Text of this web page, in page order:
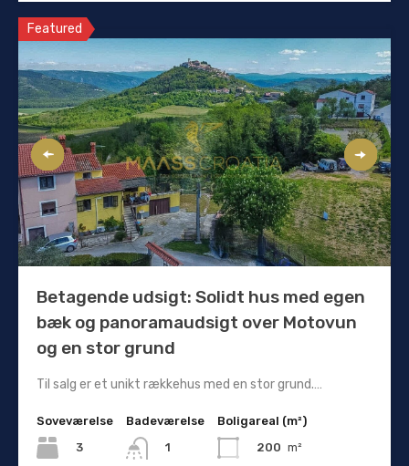
Featured
Betagende udsigt: Solidt hus med egen
bæk og panoramaudsigt over Motovun
og en stor grund
Til salg er et unikt rækkehus med en stor grund.…
Soveværelse
3
Badeværelse
1
Boligareal (m²)
200 m²